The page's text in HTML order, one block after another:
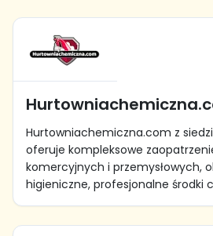
Hurtowniachemiczna.com z
oferuje kompleksowe
komercyjnych i przemysłowych,
higieniczne, profesjonalne środki